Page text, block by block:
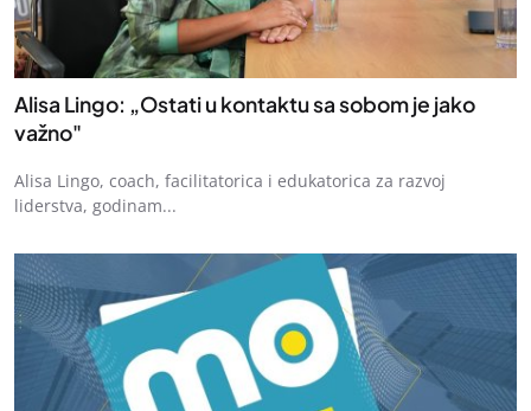
Alisa Lingo: „Ostati u kontaktu sa sobom je jako
važno"
Alisa Lingo, coach, facilitatorica i edukatorica za razvoj
liderstva, godinam...